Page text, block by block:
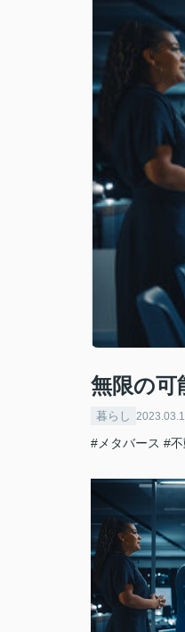
無限の可
暮らし
#メタバース #